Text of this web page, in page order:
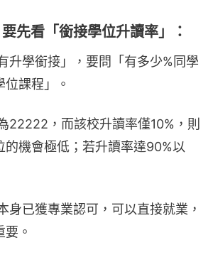
先看「銜接學位升讀率」：
升學銜接」，要問「有多少%同學
課程」。
22222，而該校升讀率僅10%，則
的機會極低；若升讀率達90%以
身已獲專業認可，可以直接就業，
。